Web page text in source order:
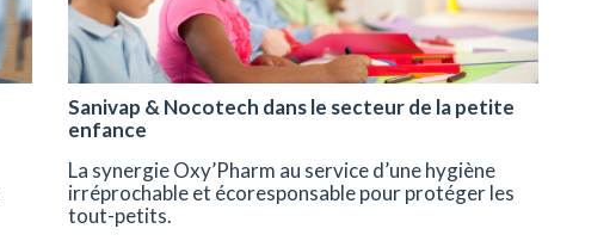
Sanivap & Nocotech dans le secteur de la petite
enfance
La synergie Oxy’Pharm au service d’une hygiène
irréprochable et écoresponsable pour protéger les
tout-petits.